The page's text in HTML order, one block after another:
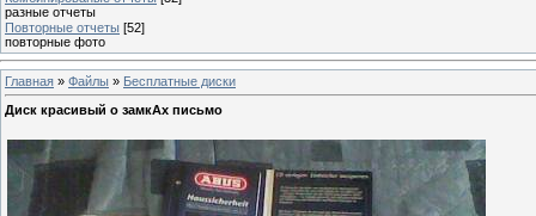
разные отчеты
Повторные отчеты [52]
повторные фото
Главная » Файлы » Бесплатные диски
Диск красивый о замкАх письмо